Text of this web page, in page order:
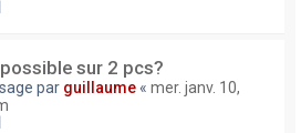
sur 2 pcs?
par guillaume « mer. janv. 10,